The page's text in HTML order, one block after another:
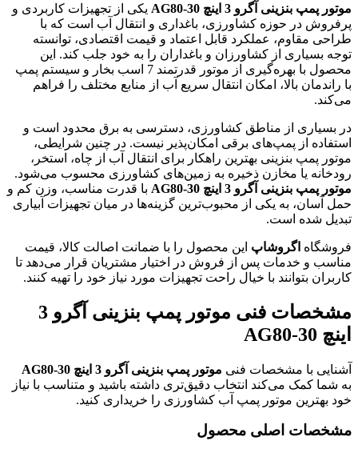
موتور پمپ بنزینی آگرو 3 اینچ AG80-30
یکی از تجهیزات کاربردی و
پرفروش در حوزه کشاورزی، باغداری و انتقال آب است که با
طراحی مقاوم، عملکرد قابل اعتماد و قیمت اقتصادی، توانسته
توجه بسیاری از کشاورزان و باغداران را به خود جلب کند. این
محصول با بهره‌گیری از موتور قدرتمند 7 اسب بخار و سیستم پمپ
با راندمان بالا، امکان انتقال سریع آب از منابع مختلف را فراهم
می‌کند.
در بسیاری از مناطق کشاورزی، دسترسی به برق محدود است و
استفاده از پمپ‌های برقی امکان‌پذیر نیست. در چنین شرایطی،
موتور پمپ بنزینی بهترین راهکار برای انتقال آب از چاه، استخر،
رودخانه یا مخازن ذخیره به زمین‌های کشاورزی محسوب می‌شود.
موتور پمپ بنزینی آگرو 3 اینچ AG80-30
با قدرت مناسب، وزن کم و
حمل آسان، به یکی از محبوب‌ترین گزینه‌ها در میان تجهیزات آبیاری
تبدیل شده است.
فروشگاه اگروشاپ این محصول را با ضمانت اصالت کالا، قیمت
مناسب و خدمات پس از فروش در اختیار مشتریان قرار می‌دهد تا
کاربران بتوانند با خیال راحت تجهیزات مورد نیاز خود را تهیه کنند.
مشخصات فنی
موتور پمپ بنزینی آگرو 3
اینچ AG80-30
آشنایی با مشخصات فنی موتور پمپ بنزینی آگرو 3 اینچ AG80-30
به شما کمک می‌کند انتخاب دقیق‌تری داشته باشید و متناسب با نیاز
خود بهترین موتور پمپ آب کشاورزی را خریداری کنید.
مشخصات اصلی محصول